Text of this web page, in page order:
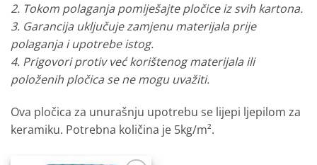
2. Tokom polaganja pomiješajte pločice iz svih kartona.
3. Garancija uključuje zamjenu materijala prije
polaganja i upotrebe istog.
4. Prigovori protiv već korištenog materijala ili
položenih pločica se ne mogu uvažiti.
Ova pločica za unurašnju upotrebu se lijepi ljepilom za
keramiku. Potrebna količina je 5kg/m².